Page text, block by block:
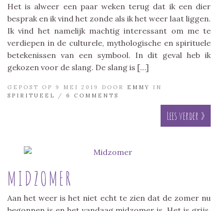
Het is alweer een paar weken terug dat ik een dier
besprak en ik vind het zonde als ik het weer laat liggen.
Ik vind het namelijk machtig interessant om me te
verdiepen in de culturele, mythologische en spirituele
betekenissen van een symbool. In dit geval heb ik
gekozen voor de slang. De slang is […]
GEPOST OP 9 MEI 2019 DOOR EMMY
IN
SPIRITUEEL
/ 6 COMMENTS
Lees verder »
MIDZOMER
Aan het weer is het niet echt te zien dat de zomer nu